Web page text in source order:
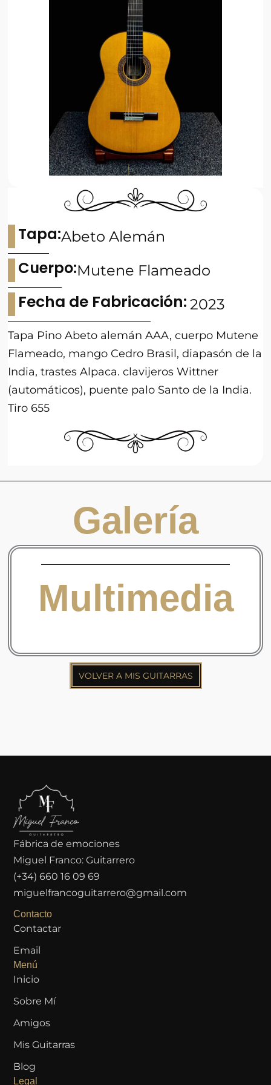
Tapa:Abeto Alemán
Cuerpo:Mutene Flameado
Fecha de Fabricación: 2023
Tapa Pino Abeto alemán AAA, cuerpo Mutene
Flameado, mango Cedro Brasil, diapasón de la
India, trastes Alpaca. clavijeros Wittner
(automáticos), puente palo Santo de la India.
Tiro 655
Galería
Multimedia
VOLVER A MIS GUITARRAS
Fábrica de emociones
Miguel Franco: Guitarrero
(+34) 660 16 09 69
miguelfrancoguitarrero@gmail.com
Contacto
Contactar
Email
Menú
Inicio
Sobre Mí
Amigos
Mis Guitarras
Blog
Legal